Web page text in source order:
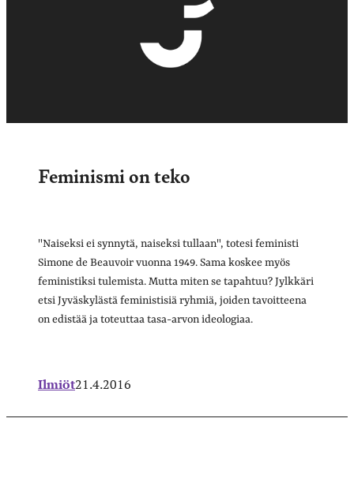
Feminismi on teko
"Naiseksi ei synnytä, naiseksi tullaan", totesi feministi
Simone de Beauvoir vuonna 1949. Sama koskee myös
feministiksi tulemista. Mutta miten se tapahtuu? Jylkkäri
etsi Jyväskylästä feministisiä ryhmiä, joiden tavoitteena
on edistää ja toteuttaa tasa-arvon ideologiaa.
Ilmiöt21.4.2016